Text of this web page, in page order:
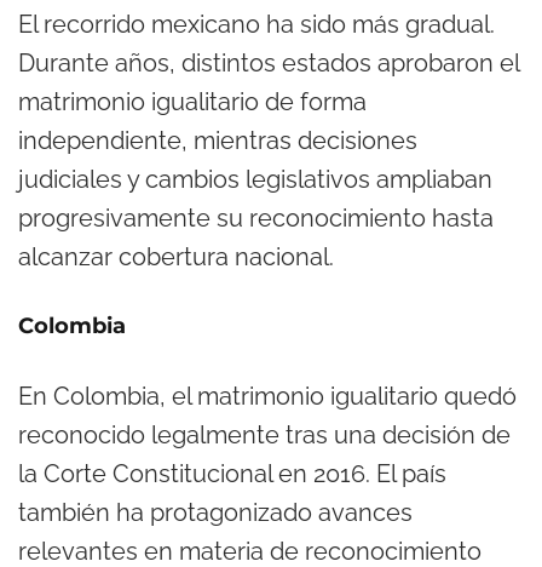
El recorrido mexicano ha sido más gradual.
Durante años, distintos estados aprobaron el
matrimonio igualitario de forma
independiente, mientras decisiones
judiciales y cambios legislativos ampliaban
progresivamente su reconocimiento hasta
alcanzar cobertura nacional.
Colombia
En Colombia, el matrimonio igualitario quedó
reconocido legalmente tras una decisión de
la Corte Constitucional en 2016. El país
también ha protagonizado avances
relevantes en materia de reconocimiento